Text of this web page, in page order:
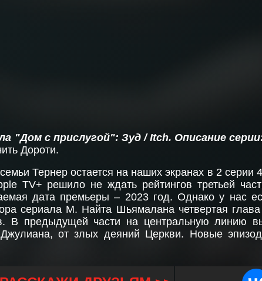
"Дом с прислугой": Зуд / Itch. Описание
Дороти.
Тернер остается на наших экранах в 2 серии
TV+ решило не ждать рейтингов третьей
дата премьеры – 2023 год. Однако у нас
сериала М. Найта Шьямалана четвертая
В предыдущей части на центральную линию
от злых деяний Церкви. Новые